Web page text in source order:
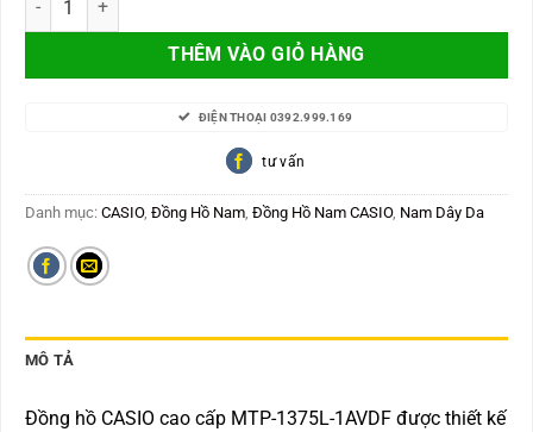
THÊM VÀO GIỎ HÀNG
ĐIỆN THOẠI 0392.999.169
tư vấn
Danh mục: CASIO, Đồng Hồ Nam Đồng Hồ Nam CASIO, Nam Dây Da
MÔ TẢ
Đồng hồ CASIO cao cấp MTP-1375L-1AVDF được thiết kế